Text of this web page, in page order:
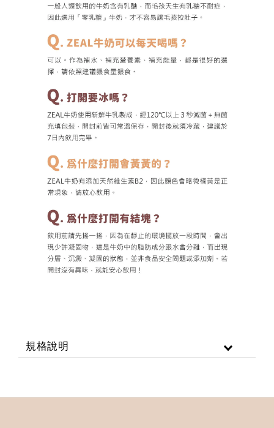
規格說明